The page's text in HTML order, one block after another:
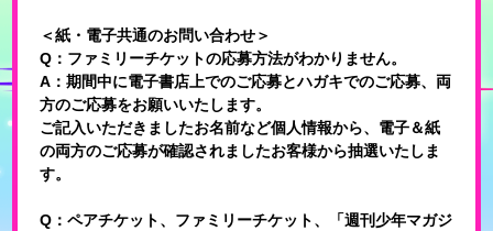
＜紙・電子共通のお問い合わせ＞
Q：ファミリーチケットの応募方法がわかりません。
A：期間中に電子書店上でのご応募とハガキでのご応募、両
方のご応募をお願いいたします。
ご記入いただきましたお名前など個人情報から、電子＆紙
の両方のご応募が確認されましたお客様から抽選いたしま
す。
Q：ペアチケット、ファミリーチケット、「週刊少年マガジ